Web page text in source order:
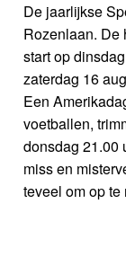
De jaarlijkse
Rozenlaan. De
start op
zaterdag 16
Een
voetballen,
donsdag 21.00
miss en
teveel om op te